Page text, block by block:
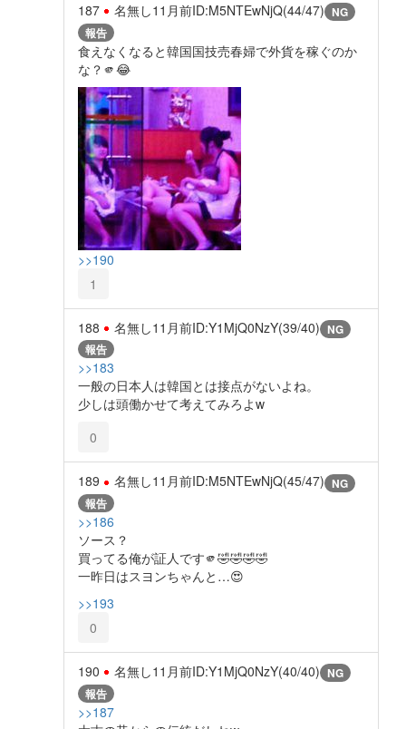
187 名無し11月前ID:M5NTEwNjQ(44/47) NG
報告
食えなくなると韓国国技売春婦で外貨を稼ぐのか
な？🫵😂
>>190
1
188 名無し11月前ID:Y1MjQ0NzY(39/40) NG
報告
>>183
一般の日本人は韓国とは接点がないよね。
少しは頭働かせて考えてみろよw
0
189 名無し11月前ID:M5NTEwNjQ(45/47) NG
報告
>>186
ソース？
買ってる俺が証人です🫵🤣🤣🤣🤣
一昨日はスヨンちゃんと…😍
>>193
0
190 名無し11月前ID:Y1MjQ0NzY(40/40) NG
報告
>>187